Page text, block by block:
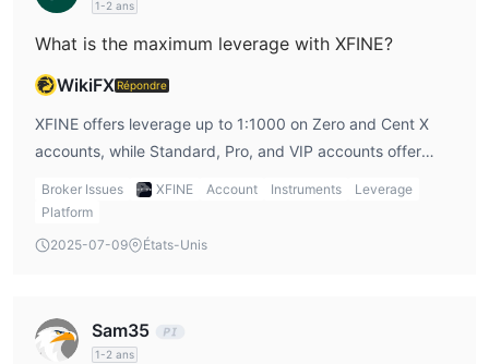
XFINE accepte quatre méthodes de paiement :
virement
bancaire local, Volet, Bitcoin,
méthodes de paiement pour effectuer des dépôts et des
1-2 ans
What is the maximum leverage with XFINE?
WikiFXRépondre
XFINE offers leverage up to 1:1000 on Zero and Cent X
accounts, while Standard, Pro, and VIP accounts offer
lower leverage. High leverage can offer greater returns
but also increases risk.
Broker Issues XFINE Account Instruments
Leverage
Platform
2025-07-09
États-Unis
Sam35
1-2 ans